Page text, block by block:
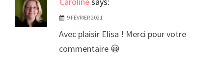
9 FÉVRIER 2021
Avec plaisir Elisa ! Merci pour votre
commentaire 😀